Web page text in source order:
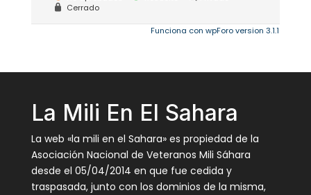
Cerrado
Funciona con wpForo version 3.1.1
La Mili En El Sahara
La web «la mili en el Sahara» es propiedad de la
Asociación Nacional de Veteranos Mili Sáhara
desde el 05/04/2014 en que fue cedida y
traspasada, junto con los dominios de la misma,